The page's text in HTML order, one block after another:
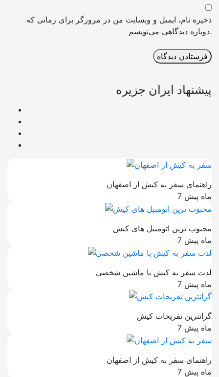
ذخیره نام، ایمیل و وبسایت من در مرورگر برای زمانی که
دوباره دیدگاهی می‌نویسم.
پیشنهاد ایران جزیره
راهنمای سفر به کیش از اصفهان
7 ماه پیش
محبوب ترین اتومبیل های کیش
7 ماه پیش
لذت سفر به کیش با ماشین شخصی
7 ماه پیش
گرانترین تفریحات کیش
7 ماه پیش
راهنمای سفر به کیش از اصفهان
7 ماه پیش